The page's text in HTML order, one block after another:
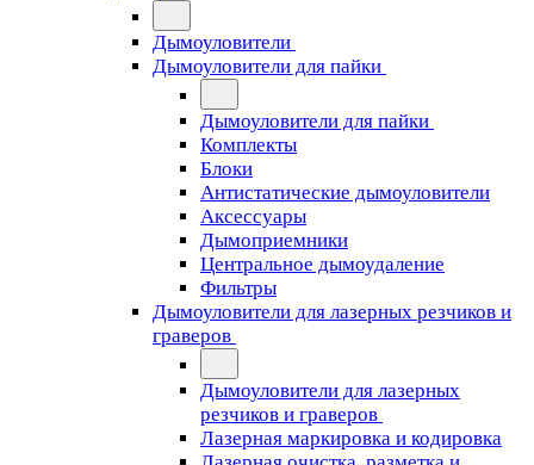
Дымоуловители
Дымоуловители для пайки
Дымоуловители для пайки
Комплекты
Блоки
Антистатические дымоуловители
Аксессуары
Дымоприемники
Центральное дымоудаление
Фильтры
Дымоуловители для лазерных резчиков и
граверов
Дымоуловители для лазерных
резчиков и граверов
Лазерная маркировка и кодировка